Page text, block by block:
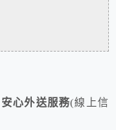
安心外送服務(線上信